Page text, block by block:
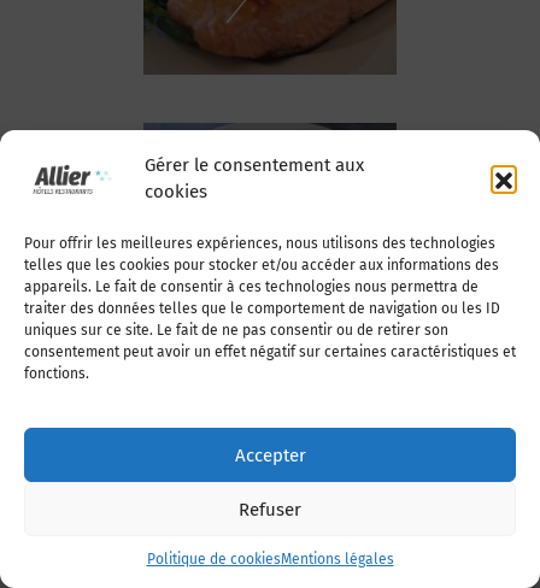
Gérer le consentement aux
cookies
Pour offrir les meilleures expériences, nous utilisons des technologies
telles que les cookies pour stocker et/ou accéder aux informations des
appareils. Le fait de consentir à ces technologies nous permettra de
traiter des données telles que le comportement de navigation ou les ID
uniques sur ce site. Le fait de ne pas consentir ou de retirer son
consentement peut avoir un effet négatif sur certaines caractéristiques et
fonctions.
Accepter
Refuser
Politique de cookiesMentions légales
Volailles -
Gibiers
Viandes